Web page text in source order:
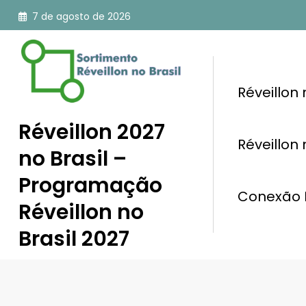
Pular
para
conteúdo
7 de agosto de 2026
Réveillon 2027
no Brasil –
Programação
Réveillon no
Brasil 2027
Réveillon
Réveillon
Conexão